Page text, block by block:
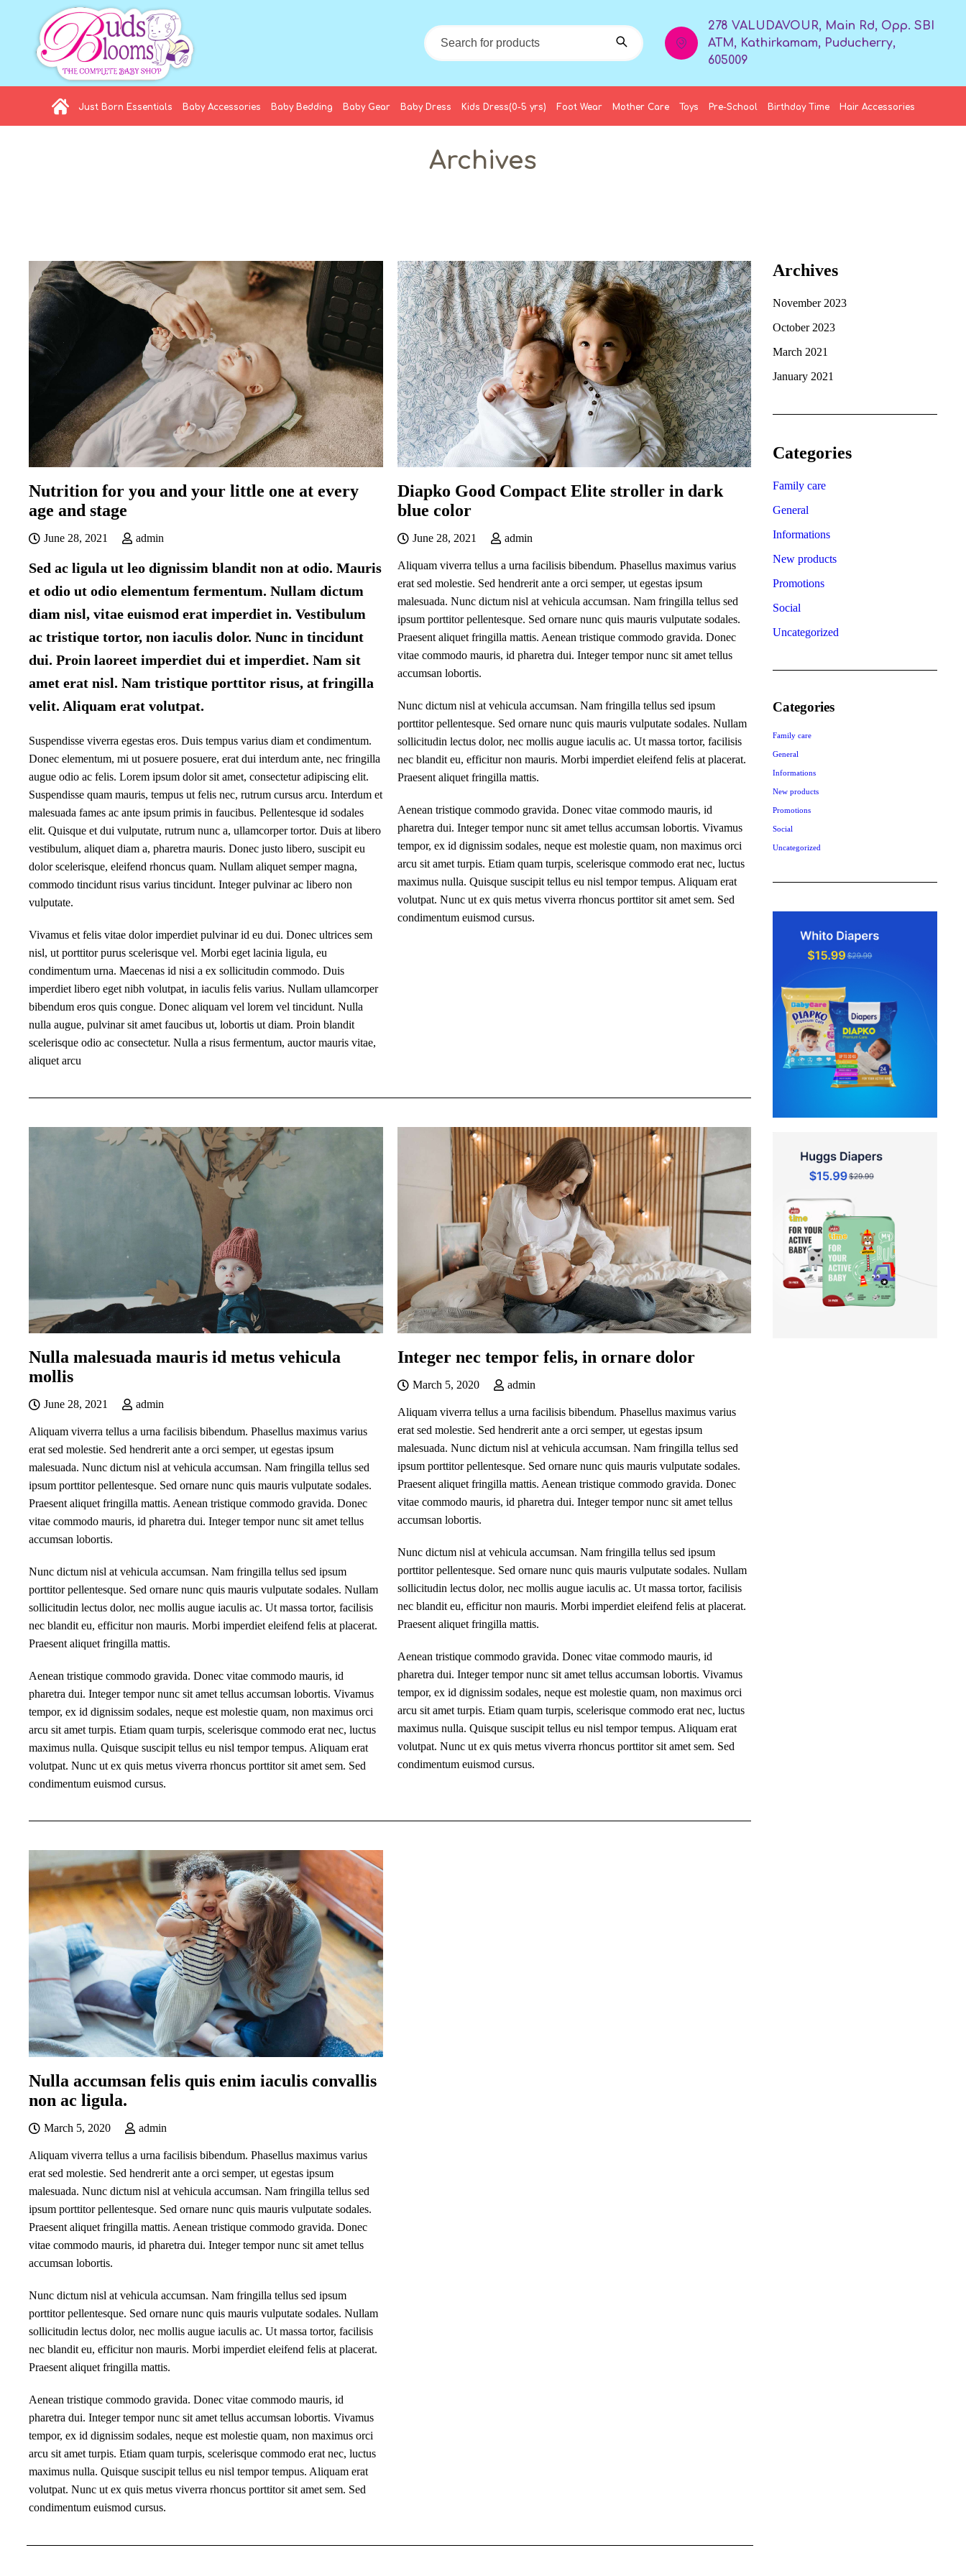
278 VALUDAVOUR, Main Rd, Opp. SBI
ATM, Kathirkamam, Puducherry,
605009
Just Born Essentials Baby Accessories Baby Bedding Baby Gear Baby Dress Kids Dress(0-5 yrs) Foot Wear Mother Care Toys Pre-School Birthday Time Hair Accessories
Archives
Nutrition for you and your little one at every
age and stage
June 28, 2021 admin
Sed ac ligula ut leo dignissim blandit non at odio. Mauris
et odio ut odio elementum fermentum. Nullam dictum
diam nisl, vitae euismod erat imperdiet in. Vestibulum
ac tristique tortor, non iaculis dolor. Nunc in tincidunt
dui. Proin laoreet imperdiet dui et imperdiet. Nam sit
amet erat nisl. Nam tristique porttitor risus, at fringilla
velit. Aliquam erat volutpat.
Suspendisse viverra egestas eros. Duis tempus varius diam et condimentum.
Donec elementum, mi ut posuere posuere, erat dui interdum ante, nec fringilla
augue odio ac felis. Lorem ipsum dolor sit amet, consectetur adipiscing elit.
Suspendisse quam mauris, tempus ut felis nec, rutrum cursus arcu. Interdum et
malesuada fames ac ante ipsum primis in faucibus. Pellentesque id sodales
elit. Quisque et dui vulputate, rutrum nunc a, ullamcorper tortor. Duis at libero
vestibulum, aliquet diam a, pharetra mauris. Donec justo libero, suscipit eu
dolor scelerisque, eleifend rhoncus quam. Nullam aliquet semper magna,
commodo tincidunt risus varius tincidunt. Integer pulvinar ac libero non
vulputate.
Vivamus et felis vitae dolor imperdiet pulvinar id eu dui. Donec ultrices sem
nisl, ut porttitor purus scelerisque vel. Morbi eget lacinia ligula, eu
condimentum urna. Maecenas id nisi a ex sollicitudin commodo. Duis
imperdiet libero eget nibh volutpat, in iaculis felis varius. Nullam ullamcorper
bibendum eros quis congue. Donec aliquam vel lorem vel tincidunt. Nulla
nulla augue, pulvinar sit amet faucibus ut, lobortis ut diam. Proin blandit
scelerisque odio ac consectetur. Nulla a risus fermentum, auctor mauris vitae,
aliquet arcu
Diapko Good Compact Elite stroller in dark
blue color
June 28, 2021 admin
Aliquam viverra tellus a urna facilisis bibendum. Phasellus maximus varius
erat sed molestie. Sed hendrerit ante a orci semper, ut egestas ipsum
malesuada. Nunc dictum nisl at vehicula accumsan. Nam fringilla tellus sed
ipsum porttitor pellentesque. Sed ornare nunc quis mauris vulputate sodales.
Praesent aliquet fringilla mattis. Aenean tristique commodo gravida. Donec
vitae commodo mauris, id pharetra dui. Integer tempor nunc sit amet tellus
accumsan lobortis.
Nunc dictum nisl at vehicula accumsan. Nam fringilla tellus sed ipsum
porttitor pellentesque. Sed ornare nunc quis mauris vulputate sodales. Nullam
sollicitudin lectus dolor, nec mollis augue iaculis ac. Ut massa tortor, facilisis
nec blandit eu, efficitur non mauris. Morbi imperdiet eleifend felis at placerat.
Praesent aliquet fringilla mattis.
Aenean tristique commodo gravida. Donec vitae commodo mauris, id
pharetra dui. Integer tempor nunc sit amet tellus accumsan lobortis. Vivamus
tempor, ex id dignissim sodales, neque est molestie quam, non maximus orci
arcu sit amet turpis. Etiam quam turpis, scelerisque commodo erat nec, luctus
maximus nulla. Quisque suscipit tellus eu nisl tempor tempus. Aliquam erat
volutpat. Nunc ut ex quis metus viverra rhoncus porttitor sit amet sem. Sed
condimentum euismod cursus.
Nulla malesuada mauris id metus vehicula
mollis
June 28, 2021 admin
Aliquam viverra tellus a urna facilisis bibendum. Phasellus maximus varius
erat sed molestie. Sed hendrerit ante a orci semper, ut egestas ipsum
malesuada. Nunc dictum nisl at vehicula accumsan. Nam fringilla tellus sed
ipsum porttitor pellentesque. Sed ornare nunc quis mauris vulputate sodales.
Praesent aliquet fringilla mattis. Aenean tristique commodo gravida. Donec
vitae commodo mauris, id pharetra dui. Integer tempor nunc sit amet tellus
accumsan lobortis.
Nunc dictum nisl at vehicula accumsan. Nam fringilla tellus sed ipsum
porttitor pellentesque. Sed ornare nunc quis mauris vulputate sodales. Nullam
sollicitudin lectus dolor, nec mollis augue iaculis ac. Ut massa tortor, facilisis
nec blandit eu, efficitur non mauris. Morbi imperdiet eleifend felis at placerat.
Praesent aliquet fringilla mattis.
Aenean tristique commodo gravida. Donec vitae commodo mauris, id
pharetra dui. Integer tempor nunc sit amet tellus accumsan lobortis. Vivamus
tempor, ex id dignissim sodales, neque est molestie quam, non maximus orci
arcu sit amet turpis. Etiam quam turpis, scelerisque commodo erat nec, luctus
maximus nulla. Quisque suscipit tellus eu nisl tempor tempus. Aliquam erat
volutpat. Nunc ut ex quis metus viverra rhoncus porttitor sit amet sem. Sed
condimentum euismod cursus.
Integer nec tempor felis, in ornare dolor
March 5, 2020 admin
Aliquam viverra tellus a urna facilisis bibendum. Phasellus maximus varius
erat sed molestie. Sed hendrerit ante a orci semper, ut egestas ipsum
malesuada. Nunc dictum nisl at vehicula accumsan. Nam fringilla tellus sed
ipsum porttitor pellentesque. Sed ornare nunc quis mauris vulputate sodales.
Praesent aliquet fringilla mattis. Aenean tristique commodo gravida. Donec
vitae commodo mauris, id pharetra dui. Integer tempor nunc sit amet tellus
accumsan lobortis.
Nunc dictum nisl at vehicula accumsan. Nam fringilla tellus sed ipsum
porttitor pellentesque. Sed ornare nunc quis mauris vulputate sodales. Nullam
sollicitudin lectus dolor, nec mollis augue iaculis ac. Ut massa tortor, facilisis
nec blandit eu, efficitur non mauris. Morbi imperdiet eleifend felis at placerat.
Praesent aliquet fringilla mattis.
Aenean tristique commodo gravida. Donec vitae commodo mauris, id
pharetra dui. Integer tempor nunc sit amet tellus accumsan lobortis. Vivamus
tempor, ex id dignissim sodales, neque est molestie quam, non maximus orci
arcu sit amet turpis. Etiam quam turpis, scelerisque commodo erat nec, luctus
maximus nulla. Quisque suscipit tellus eu nisl tempor tempus. Aliquam erat
volutpat. Nunc ut ex quis metus viverra rhoncus porttitor sit amet sem. Sed
condimentum euismod cursus.
Nulla accumsan felis quis enim iaculis convallis
non ac ligula.
March 5, 2020 admin
Aliquam viverra tellus a urna facilisis bibendum. Phasellus maximus varius
erat sed molestie. Sed hendrerit ante a orci semper, ut egestas ipsum
malesuada. Nunc dictum nisl at vehicula accumsan. Nam fringilla tellus sed
ipsum porttitor pellentesque. Sed ornare nunc quis mauris vulputate sodales.
Praesent aliquet fringilla mattis. Aenean tristique commodo gravida. Donec
vitae commodo mauris, id pharetra dui. Integer tempor nunc sit amet tellus
accumsan lobortis.
Nunc dictum nisl at vehicula accumsan. Nam fringilla tellus sed ipsum
porttitor pellentesque. Sed ornare nunc quis mauris vulputate sodales. Nullam
sollicitudin lectus dolor, nec mollis augue iaculis ac. Ut massa tortor, facilisis
nec blandit eu, efficitur non mauris. Morbi imperdiet eleifend felis at placerat.
Praesent aliquet fringilla mattis.
Aenean tristique commodo gravida. Donec vitae commodo mauris, id
pharetra dui. Integer tempor nunc sit amet tellus accumsan lobortis. Vivamus
tempor, ex id dignissim sodales, neque est molestie quam, non maximus orci
arcu sit amet turpis. Etiam quam turpis, scelerisque commodo erat nec, luctus
maximus nulla. Quisque suscipit tellus eu nisl tempor tempus. Aliquam erat
volutpat. Nunc ut ex quis metus viverra rhoncus porttitor sit amet sem. Sed
condimentum euismod cursus.
Archives
November 2023
October 2023
March 2021
January 2021
Categories
Family care
General
Informations
New products
Promotions
Social
Uncategorized
Categories
Family care
General
Informations
New products
Promotions
Social
Uncategorized